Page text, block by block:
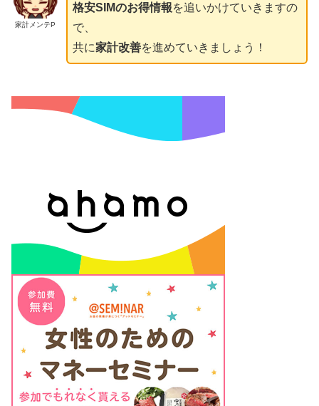
家計メンテP
格安SIMのお得情報を追いかけていきますの
で、
共に家計改善を進めていきましょう！